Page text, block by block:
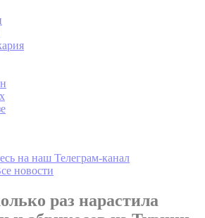
на наш Телеграм-канал
новости
раз нарастила